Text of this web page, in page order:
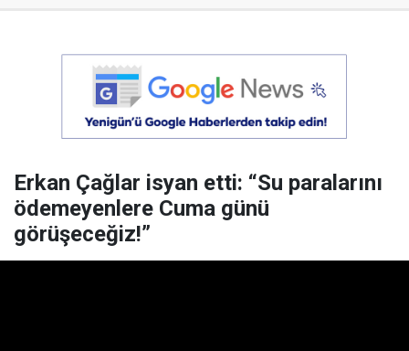
Erkan Çağlar isyan etti: “Su paralarını
ödemeyenlere Cuma günü
görüşeceğiz!”